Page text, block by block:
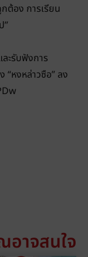
ต้อง การเรียน
”
ะรับฟังการ
“หงหล่าวซือ” ลง
อาจสนใจ